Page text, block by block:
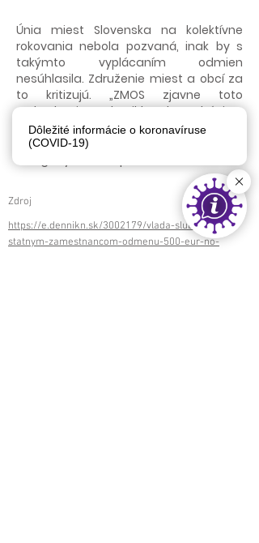
Únia miest Slovenska na kolektívne
rokovania nebola pozvaná, inak by s
takýmto vyplácaním odmien
nesúhlasila. Združenie miest a obcí za
to kritizujú. „ZMOS zjavne toto
rozhodnutie podporil bez konzultácie s
ÚMS a dostatočných znalosti o reálnej
situácii v samospráve, skrátka,
Zdroj
https://e.dennikn.sk/3002179/vlada-slubila-
statnym-zamestnancom-odmenu-500-eur-no-
Dôležité informácie o koronavíruse
(COVID-19)